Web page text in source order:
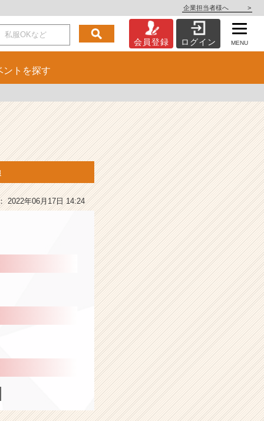
企業担当者様へ >
会員登録 ログイン MENU
ント を探す
2022年06月17日 14:24